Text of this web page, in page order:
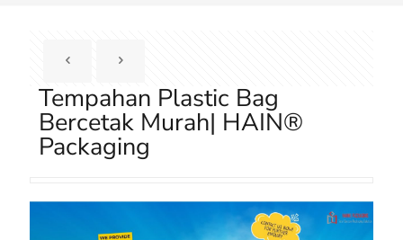
Tempahan Plastic Bag
Bercetak Murah| HAIN®
Packaging